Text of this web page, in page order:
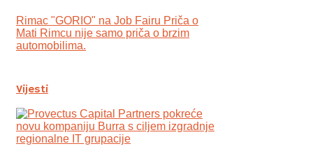
Rimac "GORIO" na Job Fairu Priča o
Mati Rimcu nije samo priča o brzim
automobilima.
Vijesti